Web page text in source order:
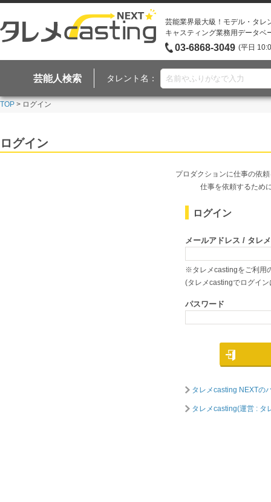
芸能業界最大級！モデル・タレ
キャスティング業務用データベ
03-6868-3049 (平日
芸能人検索 タレント名：
TOP > ログイン
ログイン
プロダクションに仕事の依
仕事を依頼するため
ログイン
メールアドレス / タレ
※タレメcastingをご利用
(タレメcastingでログイ
パスワード
タレメcasting NEXTの
タレメcasting(運営 : タ